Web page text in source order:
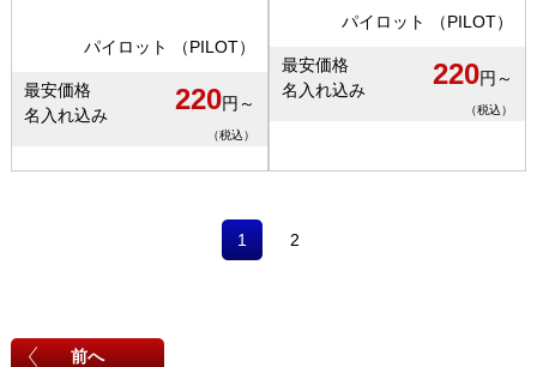
パイロット （PILOT）
最安価格
名入れ込み
220円～
（税込）
パイロット （PILOT）
最安価格
名入れ込み
220円～
（税込）
1 2
前へ